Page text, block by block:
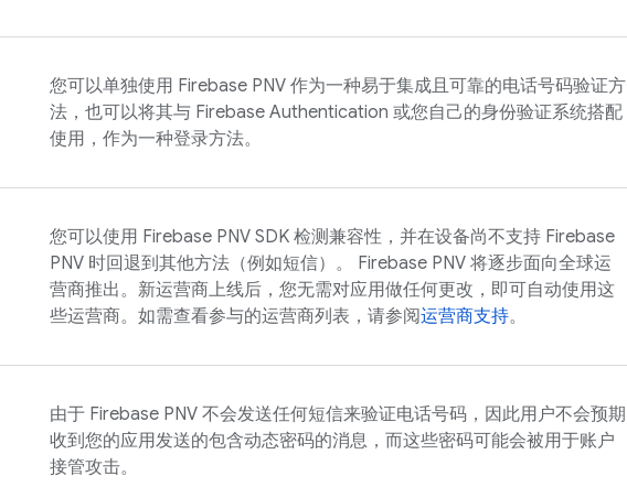
您可以单独使用 Firebase PNV 作为一种易于集成且可靠的电话号码验证方
法，也可以将其与 Firebase Authentication 或您自己的身份验证系统搭配
使用，作为一种登录方法。
您可以使用 Firebase PNV SDK 检测兼容性，并在设备尚不支持 Firebase
PNV 时回退到其他方法（例如短信）。 Firebase PNV 将逐步面向全球运
营商推出。新运营商上线后，您无需对应用做任何更改，即可自动使用这
些运营商。如需查看参与的运营商列表，请参阅运营商支持。
由于 Firebase PNV 不会发送任何短信来验证电话号码，因此用户不会预期
收到您的应用发送的包含动态密码的消息，而这些密码可能会被用于账户
接管攻击。